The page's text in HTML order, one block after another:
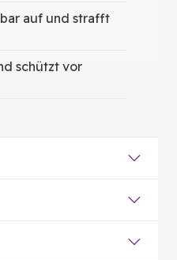
auf und strafft
schützt vor